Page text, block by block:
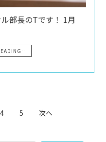
部長のTです！ 1月
4 5 次へ